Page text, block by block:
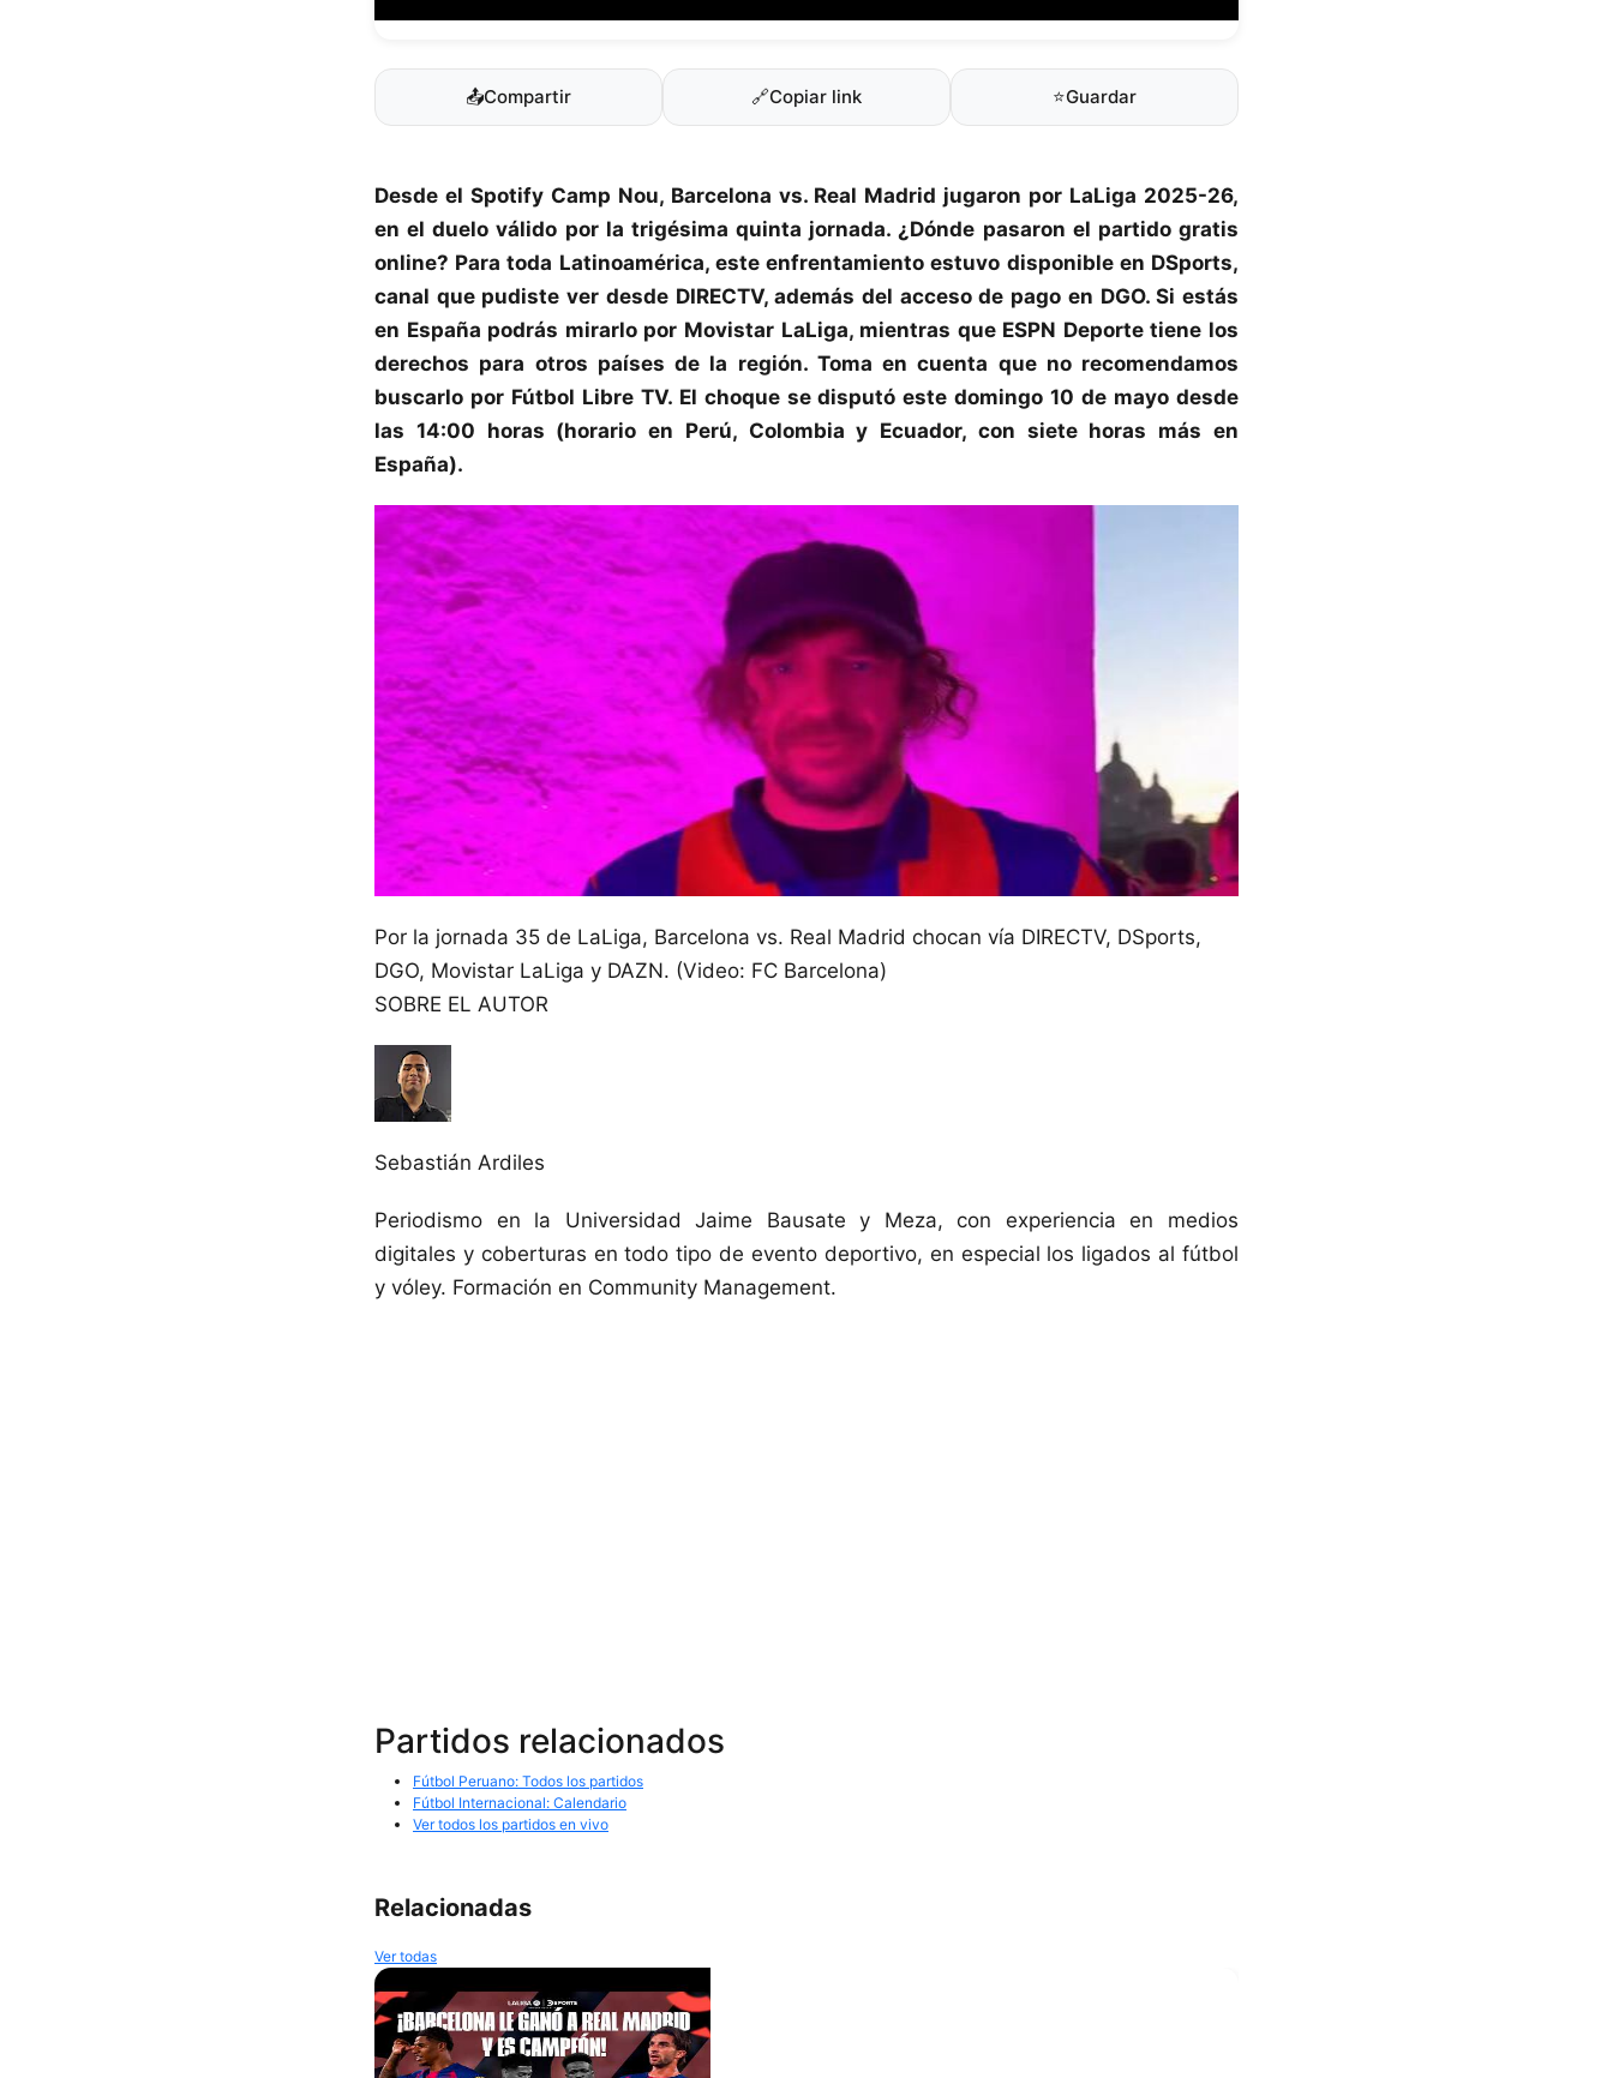
📤Compartir 🔗Copiar link ⭐Guardar
Desde el Spotify Camp Nou, Barcelona vs. Real Madrid jugaron por LaLiga 2025-26,
en el duelo válido por la trigésima quinta jornada. ¿Dónde pasaron el partido gratis
online? Para toda Latinoamérica, este enfrentamiento estuvo disponible en DSports,
canal que pudiste ver desde DIRECTV, además del acceso de pago en DGO. Si estás
en España podrás mirarlo por Movistar LaLiga, mientras que ESPN Deporte tiene los
derechos para otros países de la región. Toma en cuenta que no recomendamos
buscarlo por Fútbol Libre TV. El choque se disputó este domingo 10 de mayo desde
las 14:00 horas (horario en Perú, Colombia y Ecuador, con siete horas más en
España).
Por la jornada 35 de LaLiga, Barcelona vs. Real Madrid chocan vía DIRECTV, DSports,
DGO, Movistar LaLiga y DAZN. (Video: FC Barcelona)
SOBRE EL AUTOR
Sebastián Ardiles
Periodismo en la Universidad Jaime Bausate y Meza, con experiencia en medios
digitales y coberturas en todo tipo de evento deportivo, en especial los ligados al fútbol
y vóley. Formación en Community Management.
Partidos relacionados
Fútbol Peruano: Todos los partidos
Fútbol Internacional: Calendario
Ver todos los partidos en vivo
Relacionadas
Ver todas